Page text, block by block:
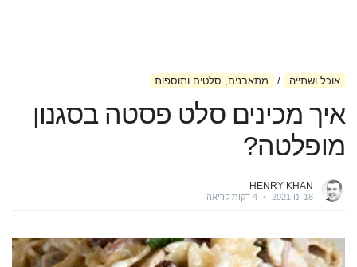
אוכל ושתייה מתאבנים, סלטים ותוספות
איך מכינים סלט פסטה בסגנון
מופלטה?
HENRY KHAN
18 ינו 2021 •